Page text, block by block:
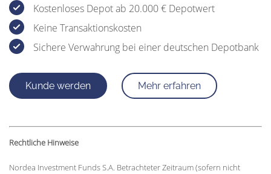
Kostenloses Depot ab 20.000 € Depotwert
Keine Transaktionskosten
Sichere Verwahrung bei einer deutschen Depotbank
Kunde werden Mehr erfahren
Rechtliche Hinweise
Nordea Investment Funds S.A. Betrachteter Zeitraum (sofern nicht